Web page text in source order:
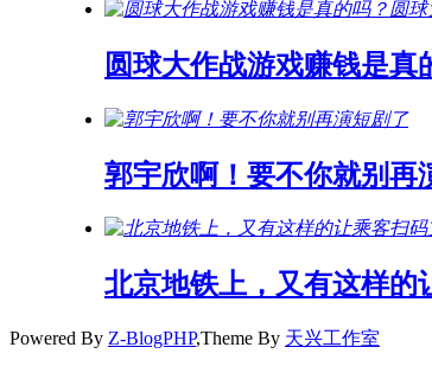
圆球大作战游戏赚钱是真
郭宇欣啊！要不你就别再
北京地铁上，又有这样的
Powered By Z-BlogPHP,Theme By 天兴工作室